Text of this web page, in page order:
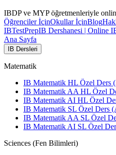
IBDP ve MYP öğretmenleriyle
Öğrenciler İçinOkullar İçinBlog
IBTestPrepIB Dershanesi | Online
Ana Sayfa
IB Dersleri
Matematik
IB Matematik HL Özel Ders
IB Matematik AA HL Özel
IB Matematik AI HL Özel
IB Matematik SL Özel Ders
IB Matematik AA SL Özel
IB Matematik AI SL Özel
Sciences (Fen Bilimleri)